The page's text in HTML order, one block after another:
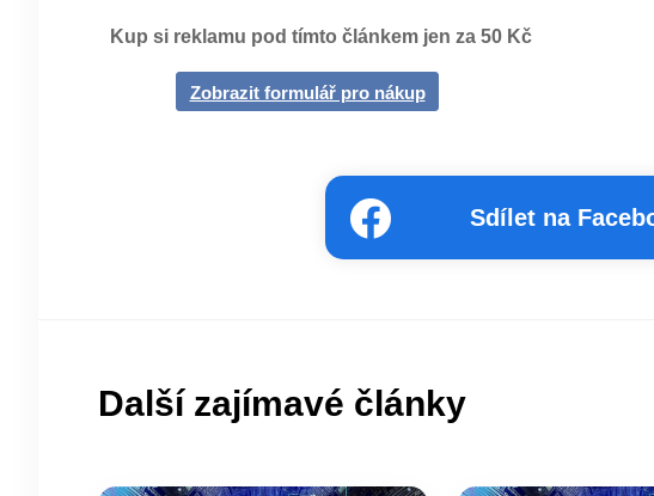
Kup si reklamu pod tímto článkem jen za 50 Kč
Zobrazit formulář pro nákup
Sdílet na
Další zajímavé články